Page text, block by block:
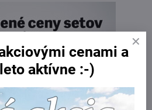
cenami a
aktívne :-)